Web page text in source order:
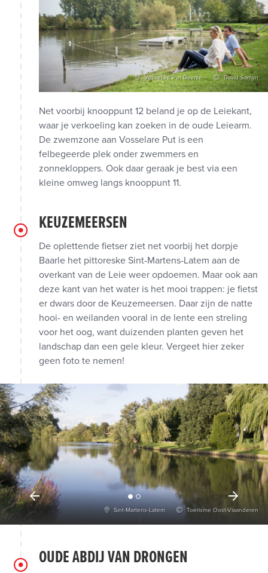
Vosselare Put Deinze David Samyn
Net voorbij knooppunt 12 beland je op de Leiekant,
waar je verkoeling kan zoeken in de oude Leiearm.
De zwemzone aan Vosselare Put is een
felbegeerde plek onder zwemmers en
zonnekloppers. Ook daar geraak je best via een
kleine omweg langs knooppunt 11.
KEUZEMEERSEN
Sint-Martens-Latem Toerisme Oost-Vlaanderen
De oplettende fietser ziet net voorbij het dorpje
Baarle het pittoreske Sint-Martens-Latem aan de
overkant van de Leie weer opdoemen. Maar ook aan
deze kant van het water is het mooi trappen: je fietst
er dwars door de Keuzemeersen. Daar zijn de natte
hooi- en weilanden vooral in de lente een streling
voor het oog, want duizenden planten geven het
landschap dan een gele kleur. Vergeet hier zeker
geen foto te nemen!
OUDE ABDIJ VAN DRONGEN